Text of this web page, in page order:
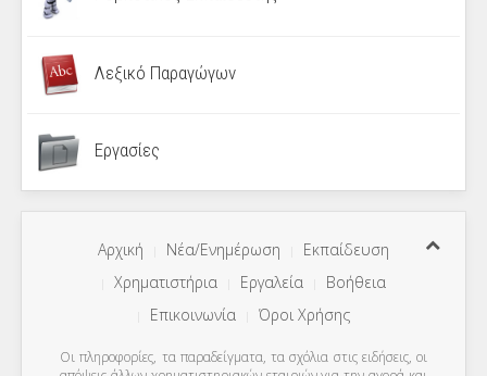
Λεξικό Παραγώγων
Εργασίες
Αρχική Νέα/Ενημέρωση
Εκπαίδευση
Χρηματιστήρια
Εργαλεία
Βοήθεια
Επικοινωνία
Όροι Χρήσης
Οι πληροφορίες, τα παραδείγματα, τα σχόλια στις ειδήσεις, οι